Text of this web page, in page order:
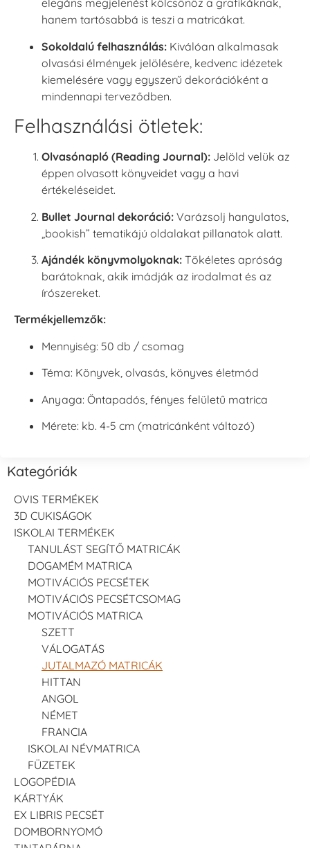
elegáns megjelenést kölcsönöz a grafikáknak,
hanem tartósabbá is teszi a matricákat.
Sokoldalú felhasználás: Kiválóan alkalmasak
olvasási élmények jelölésére, kedvenc idézetek
kiemelésére vagy egyszerű dekorációként a
mindennapi terveződben.
Felhasználási ötletek:
Olvasónapló (Reading Journal): Jelöld velük az
éppen olvasott könyveidet vagy a havi
értékeléseidet.
Bullet Journal dekoráció: Varázsolj hangulatos,
„bookish” tematikájú oldalakat pillanatok alatt.
Ajándék könyvmolyoknak: Tökéletes apróság
barátoknak, akik imádják az irodalmat és az
írószereket.
Termékjellemzők:
Mennyiség: 50 db / csomag
Téma: Könyvek, olvasás, könyves életmód
Anyaga: Öntapadós, fényes felületű matrica
Mérete: kb. 4-5 cm (matricánként változó)
Kategóriák
OVIS TERMÉKEK
3D CUKISÁGOK
ISKOLAI TERMÉKEK
TANULÁST SEGÍTŐ MATRICÁK
DOGAMÉM MATRICA
MOTIVÁCIÓS PECSÉTEK
MOTIVÁCIÓS PECSÉTCSOMAG
MOTIVÁCIÓS MATRICA
SZETT
VÁLOGATÁS
JUTALMAZÓ MATRICÁK
HITTAN
ANGOL
NÉMET
FRANCIA
ISKOLAI NÉVMATRICA
FÜZETEK
LOGOPÉDIA
KÁRTYÁK
EX LIBRIS PECSÉT
DOMBORNYOMÓ